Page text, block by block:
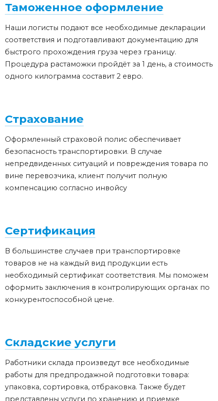
Таможенное оформление
Наши логисты подают все необходимые декларации
соответствия и подготавливают документацию для
быстрого прохождения груза через границу.
Процедура растаможки пройдёт за 1 день, а стоимость
одного килограмма составит 2 евро.
Страхование
Оформленный страховой полис обеспечивает
безопасность транспортировки. В случае
непредвиденных ситуаций и повреждения товара по
вине перевозчика, клиент получит полную
компенсацию согласно инвойсу
Сертификация
В большинстве случаев при транспортировке
товаров не на каждый вид продукции есть
необходимый сертификат соответствия. Мы поможем
оформить заключения в контролирующих органах по
конкурентоспособной цене.
Складские услуги
Работники склада произведут все необходимые
работы для предпродажной подготовки товара:
упаковка, сортировка, отбраковка. Также будет
представлены услуги по хранению и приемке